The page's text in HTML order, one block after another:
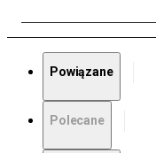
Powiązane
Polecane